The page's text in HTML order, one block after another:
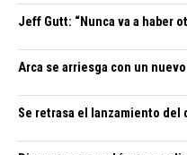
Jeff Gutt: “Nunca va a haber
Arca se arriesga con un
Se retrasa el lanzamiento del